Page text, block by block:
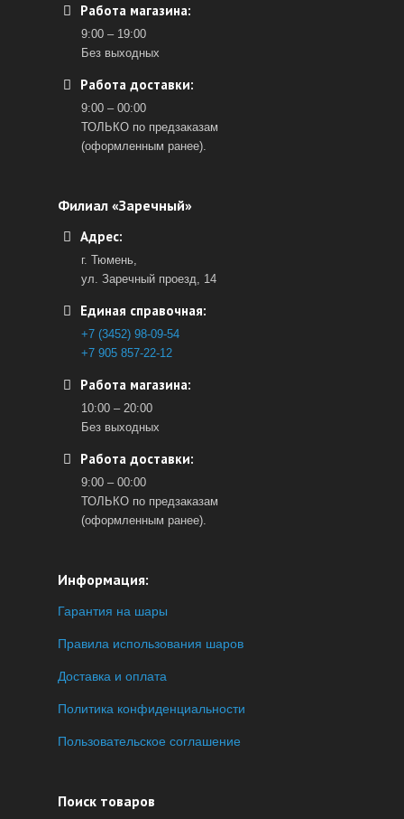
Работа магазина:
9:00 – 19:00
Без выходных
Работа доставки:
9:00 – 00:00
ТОЛЬКО по предзаказам
(оформленным ранее).
Филиал «Заречный»
Адрес:
г. Тюмень,
ул. Заречный проезд, 14
Единая справочная:
+7 (3452) 98-09-54
+7 905 857-22-12
Работа магазина:
10:00 – 20:00
Без выходных
Работа доставки:
9:00 – 00:00
ТОЛЬКО по предзаказам
(оформленным ранее).
Информация:
Гарантия на шары
Правила использования шаров
Доставка и оплата
Политика конфиденциальности
Пользовательское соглашение
Поиск товаров